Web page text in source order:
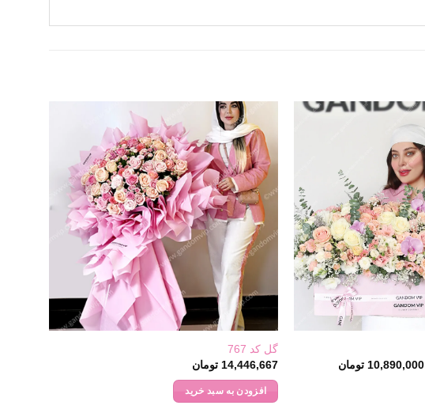
10,890,000 تومانPrice
10,890,000 تومان
گل کد 767
14,446,667 تومان
افزودن به سبد خرید